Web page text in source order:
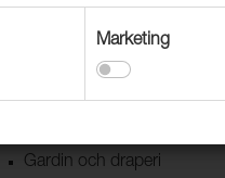
Användningsområden
Dekorationstextil
Gardin och draperi
Marketing